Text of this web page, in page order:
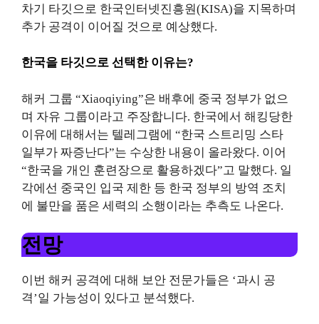
차기 타깃으로 한국인터넷진흥원(KISA)을 지목하며
추가 공격이 이어질 것으로 예상했다.
한국을 타깃으로 선택한 이유는?
해커 그룹 “Xiaoqiying”은 배후에 중국 정부가 없으
며 자유 그룹이라고 주장합니다. 한국에서 해킹당한
이유에 대해서는 텔레그램에 “한국 스트리밍 스타
일부가 짜증난다”는 수상한 내용이 올라왔다. 이어
“한국을 개인 훈련장으로 활용하겠다”고 말했다. 일
각에선 중국인 입국 제한 등 한국 정부의 방역 조치
에 불만을 품은 세력의 소행이라는 추측도 나온다.
전망
이번 해커 공격에 대해 보안 전문가들은 ‘과시 공
격’일 가능성이 있다고 분석했다.